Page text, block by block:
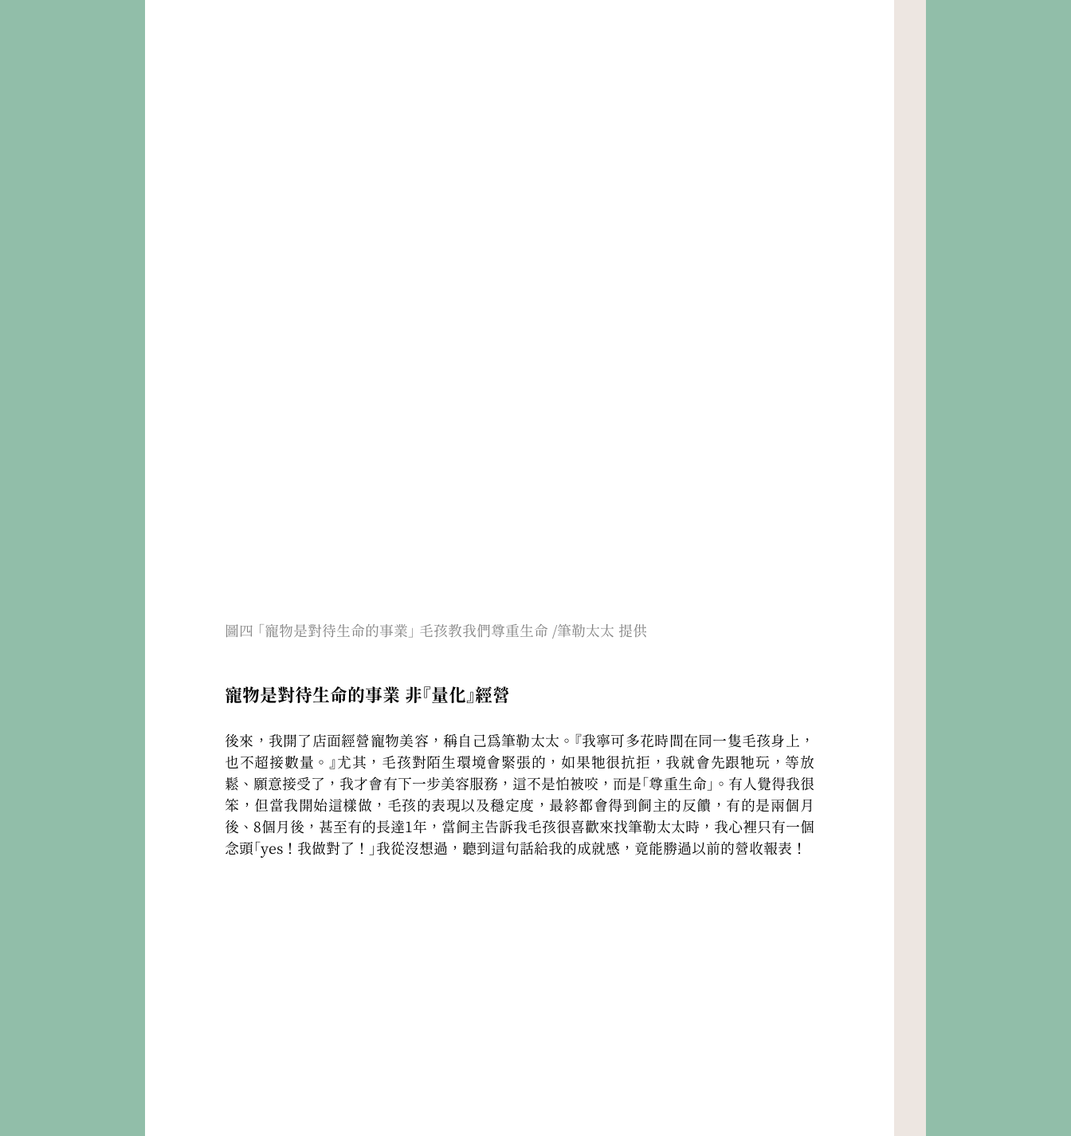
圖四 「寵物是對待生命的事業」 毛孩教我們尊重生命 /筆勒太太 提供
寵物是對待生命的事業 非『量化』經營
後來，我開了店面經營寵物美容，稱自己為筆勒太太。『我寧可多花時間在同一隻毛孩身上，
也不超接數量。』尤其，毛孩對陌生環境會緊張的，如果牠很抗拒，我就會先跟牠玩，等放
鬆、願意接受了，我才會有下一步美容服務，這不是怕被咬，而是「尊重生命」。有人覺得我很
笨，但當我開始這樣做，毛孩的表現以及穩定度，最終都會得到飼主的反饋，有的是兩個月
後、8個月後，甚至有的長達1年，當飼主告訴我毛孩很喜歡來找筆勒太太時，我心裡只有一個
念頭「yes！我做對了！」我從沒想過，聽到這句話給我的成就感，竟能勝過以前的營收報表！